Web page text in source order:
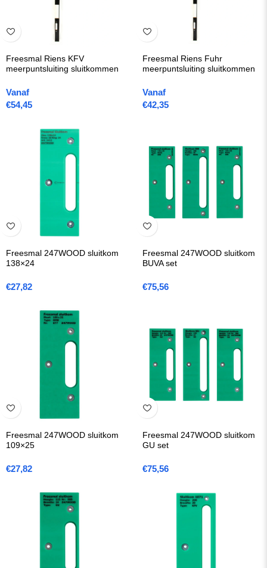
Freesmal Riens KFV
meerpuntsluiting sluitkommen
Vanaf
€54,45
Freesmal Riens Fuhr
meerpuntsluiting sluitkommen
Vanaf
€42,35
Freesmal 247WOOD sluitkom
138×24
€27,82
Freesmal 247WOOD sluitkom
BUVA set
€75,56
Freesmal 247WOOD sluitkom
109×25
€27,82
Freesmal 247WOOD sluitkom
GU set
€75,56